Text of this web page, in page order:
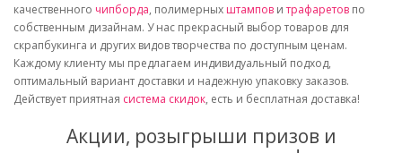
качественного чипборда, полимерных штампов итрафаретов по
собственным дизайнам. У нас прекрасный выбор товаров для
скрапбукинга и других видов творчества по доступным ценам.
Каждому клиенту мы предлагаем индивидуальный подход,
оптимальный вариант доставки и надежную упаковку заказов.
Действует приятная система скидок, есть и бесплатная доставка!
Акции, розыгрыши призов и